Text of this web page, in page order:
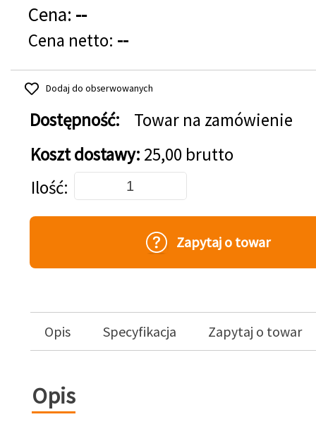
Cena: --
Cena netto: --
Dodaj do obserwowanych
Dostępność:
Towar na zamówienie
Koszt dostawy: 25,00 brutto
Dodaj do koszyka
Ilość
Zapytaj o towar
Opis Specyfikacja Zapytaj o towar
Opis